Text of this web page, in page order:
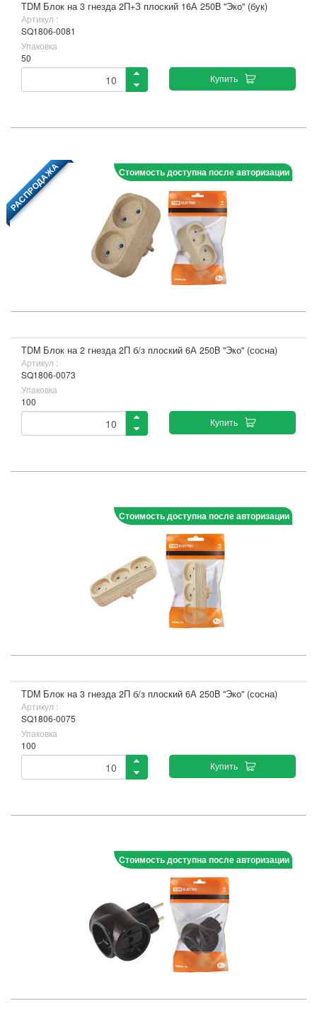
TDM Блок на 3 гнезда 2П+З плоский 16А 250B "Эко" (бук)
Артикул :
SQ1806-0081
Упаковка
50
Купить
РАСПРОДАЖА Стоимость доступна после авторизации
TDM Блок на 2 гнезда 2П б/з плоский 6А 250B "Эко" (сосна)
Артикул :
SQ1806-0073
Упаковка
100
Купить
Стоимость доступна после авторизации
TDM Блок на 3 гнезда 2П б/з плоский 6А 250B "Эко" (сосна)
Артикул :
SQ1806-0075
Упаковка
100
Купить
Стоимость доступна после авторизации